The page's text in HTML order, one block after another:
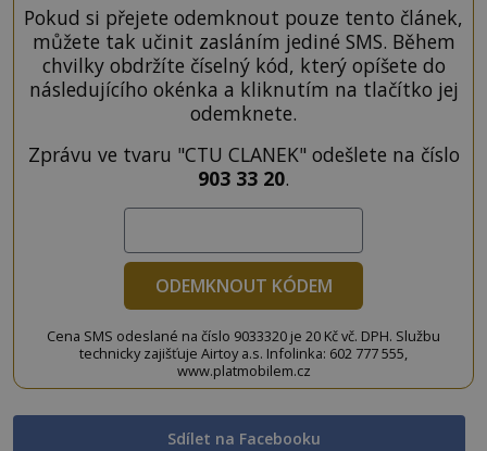
Pokud si přejete odemknout pouze tento článek,
můžete tak učinit zasláním jediné SMS. Během
chvilky obdržíte číselný kód, který opíšete do
následujícího okénka a kliknutím na tlačítko jej
odemknete.
Zprávu ve tvaru "CTU CLANEK" odešlete na číslo
903 33 20.
ODEMKNOUT KÓDEM
Cena SMS odeslané na číslo 9033320 je 20 Kč vč. DPH. Službu
technicky zajišťuje Airtoy a.s. Infolinka: 602 777 555,
www.platmobilem.cz
Sdílet na Facebooku